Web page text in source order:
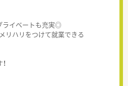
ライベートも充実◎
リハリをつけて就業できる